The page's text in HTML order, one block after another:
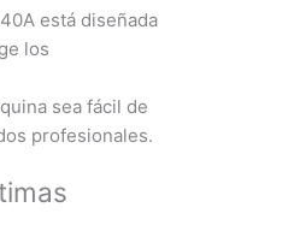
está diseñada
los
sea fácil de
profesionales.